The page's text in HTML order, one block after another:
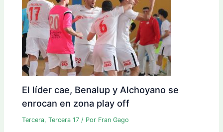
El líder cae, Benalup y Alchoyano se
enrocan en zona play off
Tercera,Tercera 17 / Por Fran Gago